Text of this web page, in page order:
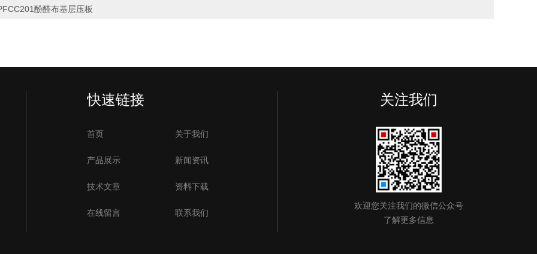
酚醛布基层压板
快速链接
首页 关于我们
产品展示 新闻资讯
技术文章 资料下载
在线留言 联系我们
关注我们
欢迎您关注我们的微信公众号
了解更多信息